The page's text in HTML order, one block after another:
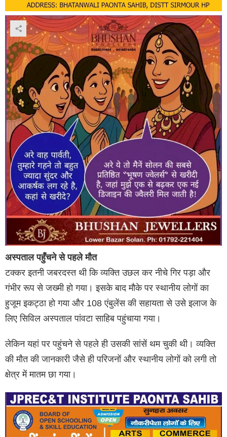
अस्पताल पहुँचने से पहले मौत
टक्कर इतनी जबरदस्त थी कि व्यक्ति उछल कर नीचे गिर पड़ा और
गंभीर रूप से जख्मी हो गया। इसके बाद मौके पर स्थानीय लोगों का
हुजूम इकट्ठा हो गया और 108 एंबुलेंस की सहायता से उसे इलाज के
लिए सिविल अस्पताल पांवटा साहिब पहुंचाया गया।
लेकिन यहां पर पहुंचने से पहले ही उसकी सांसें थम चुकी थी। व्यक्ति
की मौत की जानकारी जैसे ही परिजनों और स्थानीय लोगों को लगी तो
क्षेत्र में मातम छा गया।